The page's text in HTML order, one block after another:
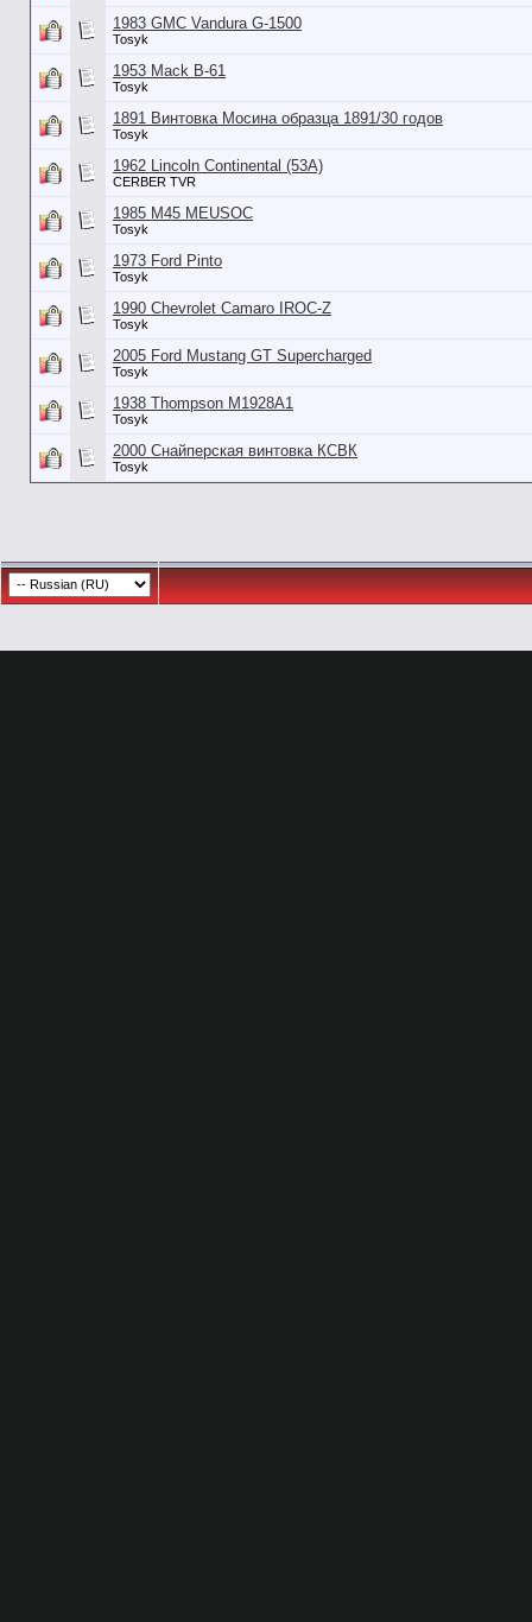
1983 GMC Vandura G-1500
Tosyk
1953 Mack B-61
Tosyk
1891 Винтовка Мосина образца 1891/30 годов
Tosyk
1962 Lincoln Continental (53А)
CERBER TVR
1985 M45 MEUSOC
Tosyk
1973 Ford Pinto
Tosyk
1990 Chevrolet Camaro IROC-Z
Tosyk
2005 Ford Mustang GT Supercharged
Tosyk
1938 Thompson M1928A1
Tosyk
2000 Снайперская винтовка КСВК
Tosyk